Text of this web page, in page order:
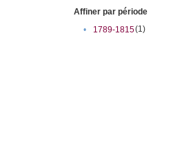
Affiner par période
•
1789-1815(1)